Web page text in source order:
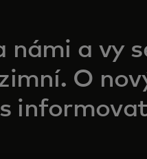
námi a vy
O